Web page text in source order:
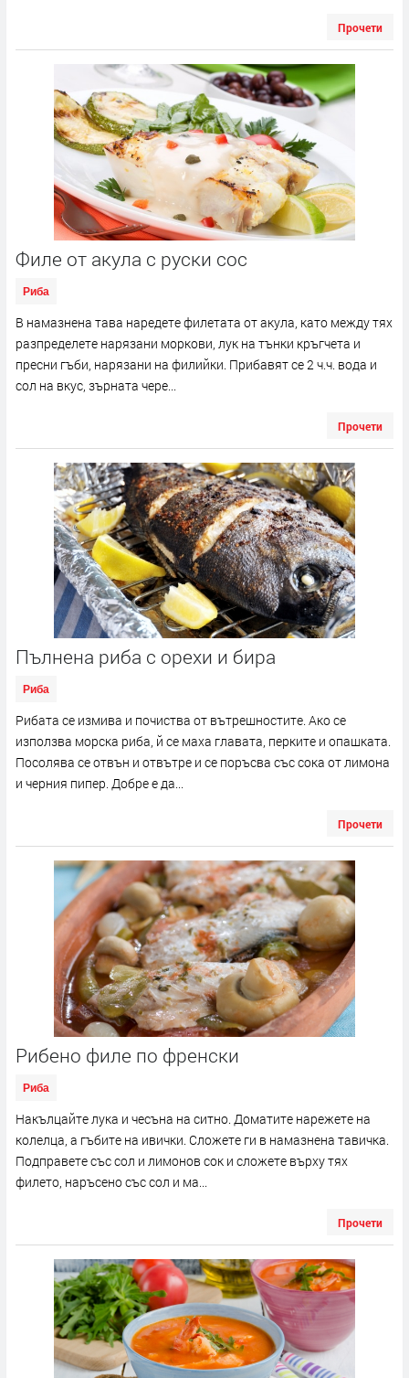
Прочети
Филе от акула с руски сос
Риба
В намазнена тава наредете филетата от акула, като между тях
разпределете нарязани моркови, лук на тънки кръгчета и
пресни гъби, нарязани на филийки. Прибавят се 2 ч.ч. вода и
сол на вкус, зърната чере...
Прочети
Пълнена риба с орехи и бира
Риба
Рибата се измива и почиства от вътрешностите. Ако се
използва морска риба, й се маха главата, перките и опашката.
Посолява се отвън и отвътре и се поръсва със сока от лимона
и черния пипер. Добре е да...
Прочети
Рибено филе по френски
Риба
Накълцайте лука и чесъна на ситно. Доматите нарежете на
колелца, а гъбите на ивички. Сложете ги в намазнена тавичка.
Подправете със сол и лимонов сок и сложете върху тях
филето, наръсено със сол и ма...
Прочети